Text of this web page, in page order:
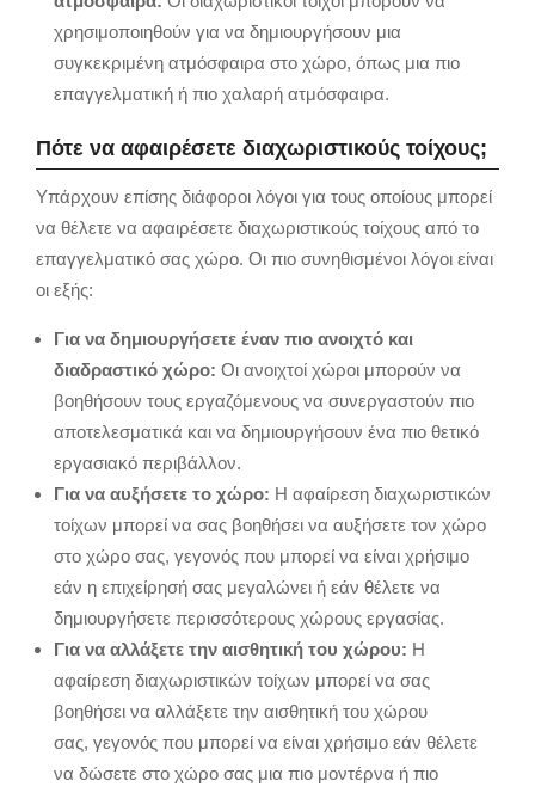
χρησιμοποιηθούν για να δημιουργήσουν μια
συγκεκριμένη ατμόσφαιρα στο χώρο, όπως μια πιο
επαγγελματική ή πιο χαλαρή ατμόσφαιρα.
Πότε να αφαιρέσετε διαχωριστικούς τοίχους;
Υπάρχουν επίσης διάφοροι λόγοι για τους οποίους μπορεί
να θέλετε να αφαιρέσετε διαχωριστικούς τοίχους από το
επαγγελματικό σας χώρο. Οι πιο συνηθισμένοι λόγοι είναι
οι εξής:
Για να δημιουργήσετε έναν πιο ανοιχτό και
διαδραστικό χώρο: Οι ανοιχτοί χώροι μπορούν να
βοηθήσουν τους εργαζόμενους να συνεργαστούν πιο
αποτελεσματικά και να δημιουργήσουν ένα πιο θετικό
εργασιακό περιβάλλον.
Για να αυξήσετε το χώρο: Η αφαίρεση διαχωριστικών
τοίχων μπορεί να σας βοηθήσει να αυξήσετε τον χώρο
στο χώρο σας, γεγονός που μπορεί να είναι χρήσιμο
εάν η επιχείρησή σας μεγαλώνει ή εάν θέλετε να
δημιουργήσετε περισσότερους χώρους εργασίας.
Για να αλλάξετε την αισθητική του χώρου: Η
αφαίρεση διαχωριστικών τοίχων μπορεί να σας
βοηθήσει να αλλάξετε την αισθητική του χώρου
σας, γεγονός που μπορεί να είναι χρήσιμο εάν θέλετε
να δώσετε στο χώρο σας μια πιο μοντέρνα ή πιο